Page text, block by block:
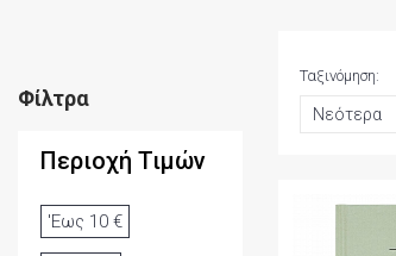
Φίλτρα
Περιοχή Τιμών
'Εως 10 €
Ταξινόμηση: